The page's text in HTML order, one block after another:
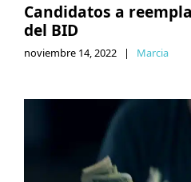
Candidatos a
del BID
noviembre 14, 2022 | Marcia